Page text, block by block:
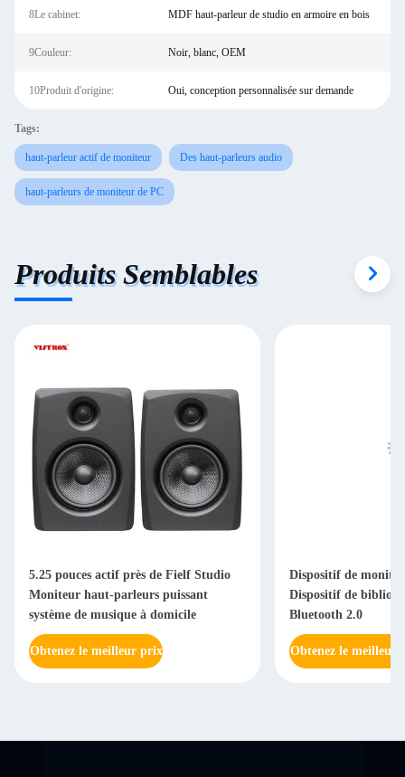
8Le cabinet: MDF haut-parleur de studio en armoire en bois
9Couleur: Noir, blanc, OEM
10Produit d'origine: Oui, conception personnalisée sur demande
Tags:
haut-parleur actif de moniteur Des haut-parleurs audio
haut-parleurs de moniteur de PC
Produits Semblables
5.25 pouces actif près de Fielf Studio
Moniteur haut-parleurs puissant
système de musique à domicile
Obtenez le meilleur prix
Dispositif de
Dispositif de
Bluetooth 2.0
Obtenez le meilleur